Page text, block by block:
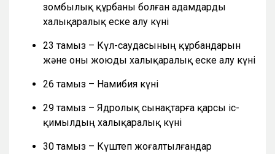
зомбылық құрбаны болған адамдарды
халықаралық еске алу күні
23 тамыз – Күл-саудасының құрбандарын
және оны жоюды халықаралық еске алу күні
26 тамыз – Намибия күні
29 тамыз – Ядролық сынақтарға қарсы іс-
қимылдың халықаралық күні
30 тамыз – Күштеп жоғалтылғандар